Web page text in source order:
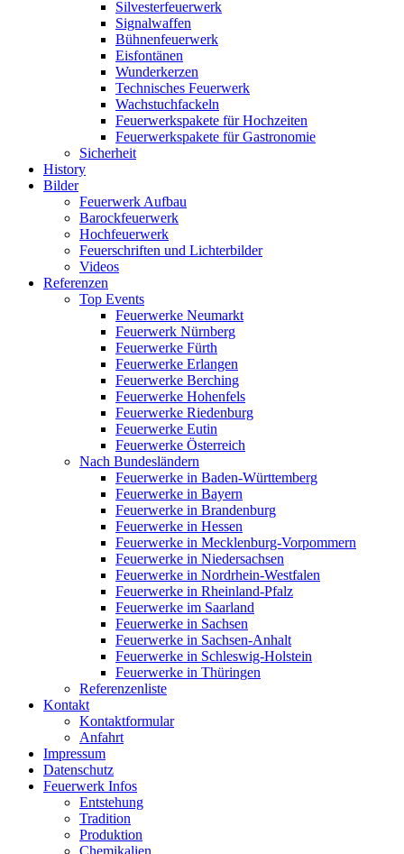
Silvesterfeuerwerk
Signalwaffen
Bühnenfeuerwerk
Eisfontänen
Wunderkerzen
Technisches Feuerwerk
Wachstuchfackeln
Feuerwerkspakete für Hochzeiten
Feuerwerkspakete für Gastronomie
Sicherheit
History
Bilder
Feuerwerk Aufbau
Barockfeuerwerk
Hochfeuerwerk
Feuerschriften und Lichterbilder
Videos
Referenzen
Top Events
Feuerwerke Neumarkt
Feuerwerk Nürnberg
Feuerwerke Fürth
Feuerwerke Erlangen
Feuerwerke Berching
Feuerwerke Hohenfels
Feuerwerke Riedenburg
Feuerwerke Eutin
Feuerwerke Österreich
Nach Bundesländern
Feuerwerke in Baden-Württemberg
Feuerwerke in Bayern
Feuerwerke in Brandenburg
Feuerwerke in Hessen
Feuerwerke in Mecklenburg-Vorpommern
Feuerwerke in Niedersachsen
Feuerwerke in Nordrhein-Westfalen
Feuerwerke in Rheinland-Pfalz
Feuerwerke im Saarland
Feuerwerke in Sachsen
Feuerwerke in Sachsen-Anhalt
Feuerwerke in Schleswig-Holstein
Feuerwerke in Thüringen
Referenzenliste
Kontakt
Kontaktformular
Anfahrt
Impressum
Datenschutz
Feuerwerk Infos
Entstehung
Tradition
Produktion
Chemikalien